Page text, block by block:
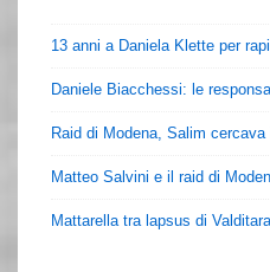
13 anni a Daniela Klette per
Daniele Biacchessi: le
Raid di Modena, Salim
Matteo Salvini e il raid di
Mattarella tra lapsus di